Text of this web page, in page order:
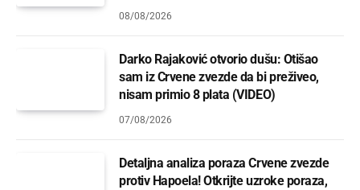
08/08/2026
Darko Rajaković otvorio dušu: Otišao
sam iz Crvene zvezde da bi preživeo,
nisam primio 8 plata (VIDEO)
07/08/2026
Detaljna analiza poraza Crvene zvezde
protiv Hapoela! Otkrijte uzroke poraza,